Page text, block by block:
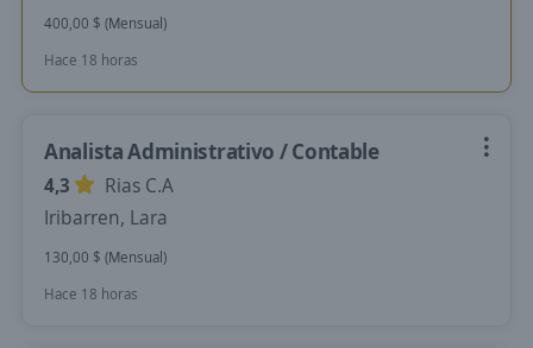
400,00 $ (Mensual)
Hace 18 horas
Analista Administrativo / Contable
4,3
Rias C.A
Iribarren, Lara
130,00 $ (Mensual)
Hace 18 horas